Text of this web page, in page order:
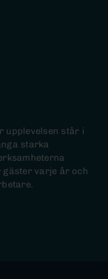
upplevelsen står i
starka
varje år och